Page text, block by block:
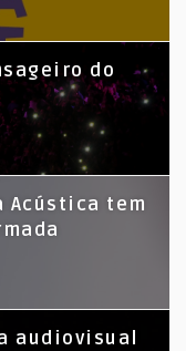
do
Acústica tem
audiovisual